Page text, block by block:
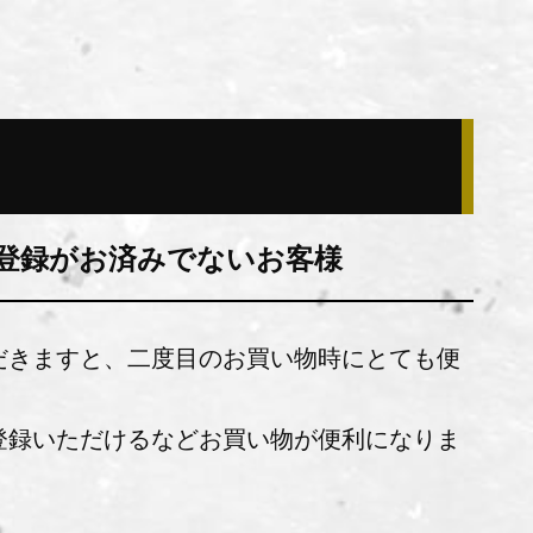
録がお済みでないお客様
ますと、二度目のお買い物時にとても便
いただけるなどお買い物が便利になりま